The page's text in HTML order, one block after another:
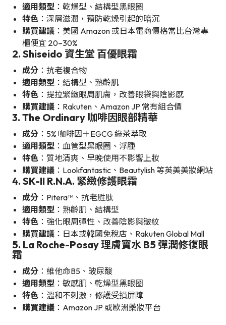
適用類型 ：乾燥型、結構型黑眼圈
特色 ：深層滋潤，預防乾燥引起的暗沉
購買建議 ：美國 Amazon 或日本電商價格常比台灣專
櫃便宜 20–30%
2. Shiseido 資生堂 百優眼霜
成分 ：抗老複合物
適用類型 ：結構型、熟齡肌
特色 ：提拉緊緻眼周肌膚，改善眼袋與陰影感
購買建議 ：Rakuten、Amazon JP 常有組合價
3. The Ordinary 咖啡因眼部精華
成分 ：5% 咖啡因＋EGCG 綠茶萃取
適用類型 ：血管型黑眼圈、浮腫
特色 ：質地清爽、早晚使用不影響上妝
購買建議 ：Lookfantastic、Beautylish 等英美美妝網站
4. SK-II R.N.A. 緊緻修護眼霜
成分 ：Pitera™、抗老胜肽
適用類型 ：熟齡肌、結構型
特色 ：強化眼周彈性、改善陰影與皺紋
購買建議 ：日本或韓國免稅店、Rakuten Global Mall
5. La Roche-Posay 理膚寶水 B5 彈潤修復眼
霜
成分 ：維他命B5、玻尿酸
適用類型 ：敏感肌、乾燥型黑眼圈
特色 ：溫和不刺激，修護受損屏障
購買建議 ：Amazon JP 或歐洲藥妝平台